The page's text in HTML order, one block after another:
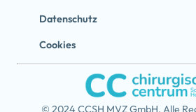
Datenschutz
Cookies
© 2024 CCSH MVZ GmbH. Alle